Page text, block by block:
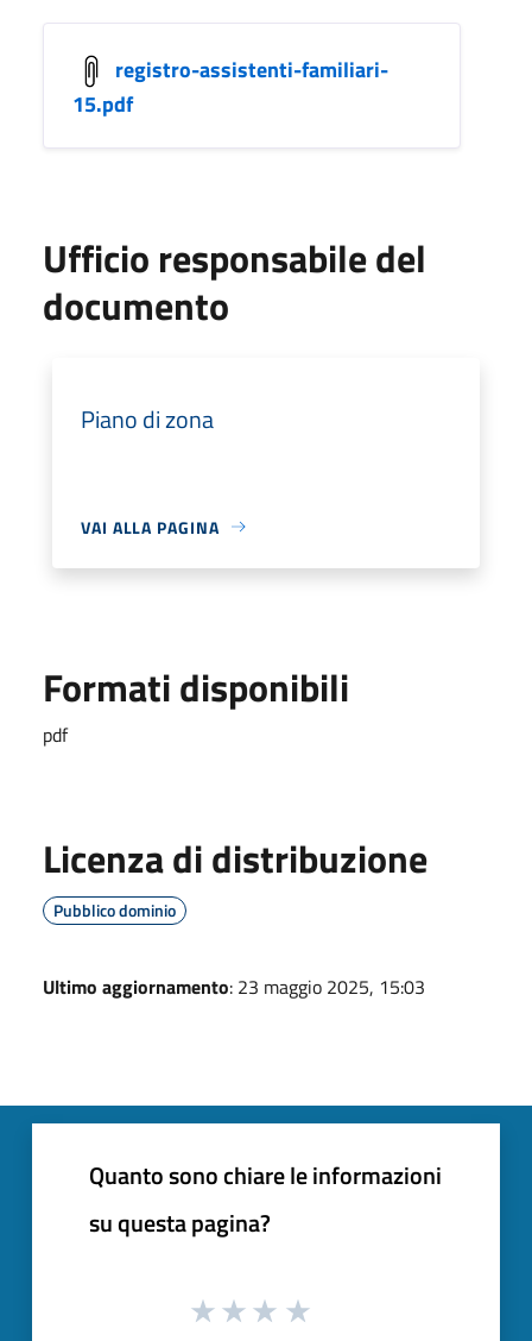
registro-assistenti-familiari-
15.pdf
Ufficio responsabile del
documento
Piano di zona
VAI ALLA PAGINA
Formati disponibili
pdf
Licenza di distribuzione
Pubblico dominio
Ultimo aggiornamento: 23 maggio 2025, 15:03
Quanto sono chiare le informazioni
su questa pagina?